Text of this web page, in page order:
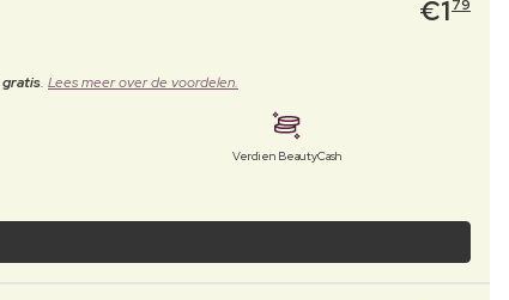
€1 79
gratis. Lees meer over de voordelen.
Verdien BeautyCash